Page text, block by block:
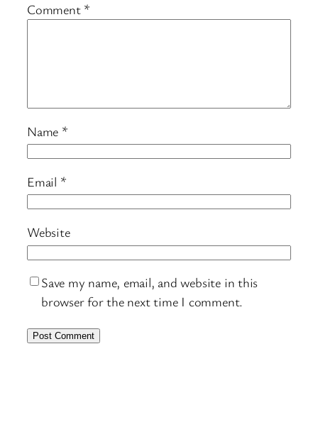
Comment *
Name *
Email *
Website
Save my name, email, and website in this
browser for the next time I comment.